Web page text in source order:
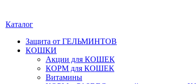
Каталог
Защита от ГЕЛЬМИНТОВ
КОШКИ
Акции для КОШЕК
КОРМ для КОШЕК
Витамины